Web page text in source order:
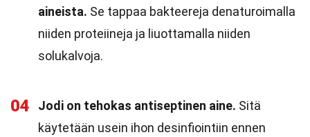
aineista. Se tappaa bakteereja denaturoimalla
niiden proteiineja ja liuottamalla niiden
solukalvoja.
04 Jodi on tehokas antiseptinen aine. Sitä
käytetään usein ihon desinfiointiin ennen